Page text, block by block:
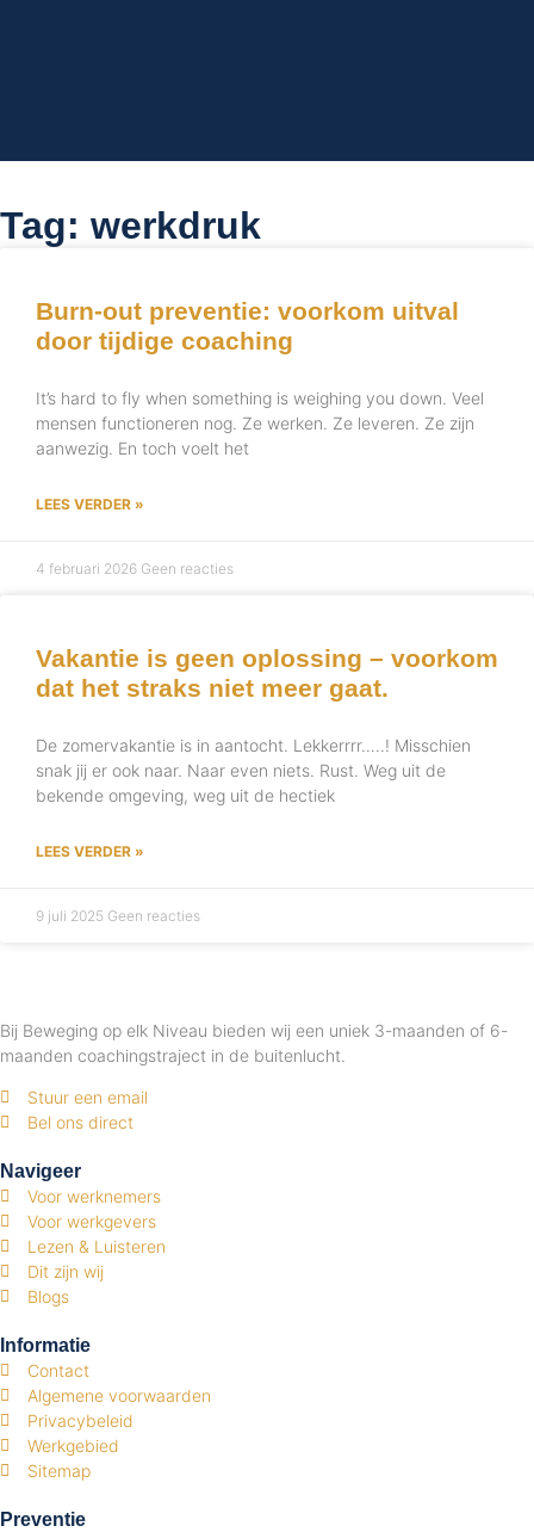
Tag: werkdruk
Burn-out preventie: voorkom uitval
door tijdige coaching
It’s hard to fly when something is weighing you down. Veel
mensen functioneren nog. Ze werken. Ze leveren. Ze zijn
aanwezig. En toch voelt het
LEES VERDER »
4 februari 2026 Geen reacties
Vakantie is geen oplossing – voorkom
dat het straks niet meer gaat.
De zomervakantie is in aantocht. Lekkerrrr…..! Misschien
snak jij er ook naar. Naar even niets. Rust. Weg uit de
bekende omgeving, weg uit de hectiek
LEES VERDER »
9 juli 2025 Geen reacties
Bij Beweging op elk Niveau bieden wij een uniek 3-maanden of 6-
maanden coachingstraject in de buitenlucht.
Stuur een email
Bel ons direct
Navigeer
Voor werknemers
Voor werkgevers
Lezen & Luisteren
Dit zijn wij
Blogs
Informatie
Contact
Algemene voorwaarden
Privacybeleid
Werkgebied
Sitemap
Preventie